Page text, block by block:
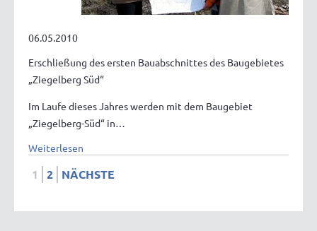
06.05.2010
Erschließung des ersten Bauabschnittes des Baugebietes
„Ziegelberg Süd“
Im Laufe dieses Jahres werden mit dem Baugebiet
„Ziegelberg-Süd“ in…
Weiterlesen
1 2 NÄCHSTE